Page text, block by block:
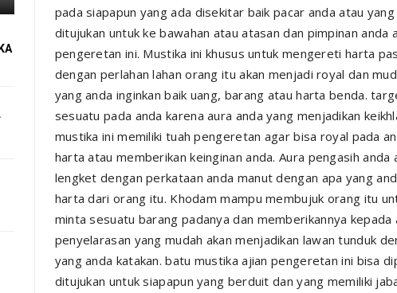
pada siapapun yang ada disekitar baik pacar anda atau
ditujukan untuk ke bawahan atau atasan dan pimpinan anda
pengeretan ini. Mustika ini khusus untuk mengereti harta
dengan perlahan lahan orang itu akan menjadi royal dan
yang anda inginkan baik uang, barang atau harta benda.
sesuatu pada anda karena aura anda yang menjadikan
mustika ini memiliki tuah pengeretan agar bisa royal pada
harta atau memberikan keinginan anda. Aura pengasih
lengket dengan perkataan anda manut dengan apa yang
harta dari orang itu. Khodam mampu membujuk orang itu
minta sesuatu barang padanya dan memberikannya kepada
penyelarasan yang mudah akan menjadikan lawan tunduk
yang anda katakan. batu mustika ajian pengeretan ini bisa
ditujukan untuk siapapun yang berduit dan yang memiliki